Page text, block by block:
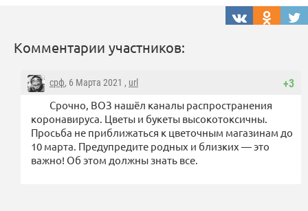
Комментарии участников:
+3
срф, 6 Марта 2021 , url
Срочно, ВОЗ нашёл каналы распространения
коронавируса. Цветы и букеты высокотоксичны.
Просьба не приближаться к цветочным магазинам до
10 марта. Предупредите родных и близких — это
важно! Об этом должны знать все.